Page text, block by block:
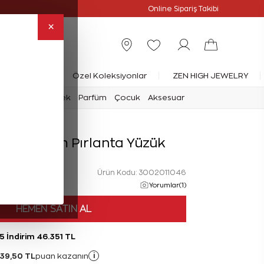
×
Online Sipariş Takibi
Yüzük Özel Koleksiyonlar ZEN HIGH JEWELRY
Erkek Parfüm Çocuk Aksesuar
Tasarım Pırlanta Yüzük
Ürün Kodu: 3002011046
Yorumlar(1)
HEMEN SATIN AL
İndirim 46.351 TL
TL puan kazanın i